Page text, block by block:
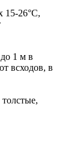
15-26°С,
1 м в
всходов, в